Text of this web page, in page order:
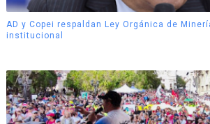
AD y Copei respaldan Ley Orgánica de
institucional